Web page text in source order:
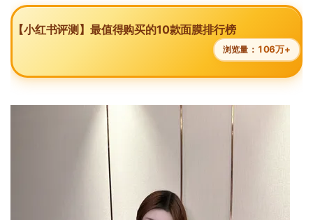
【小红书评测】最值得购买的10款面膜排行榜
浏览量： 106万+